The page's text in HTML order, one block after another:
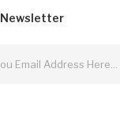
Newsletter